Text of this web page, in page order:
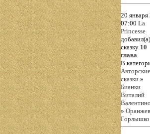
20 января
07:00 La
Princesse
добавил(а)
сказку 10
глава
В
Авторские
сказки »
Бианки
Виталий
»
Горлышко